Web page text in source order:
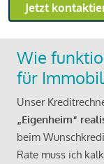
Jetzt
Wie
für
Unser
„Eigenheim“
beim
Rate muss ich